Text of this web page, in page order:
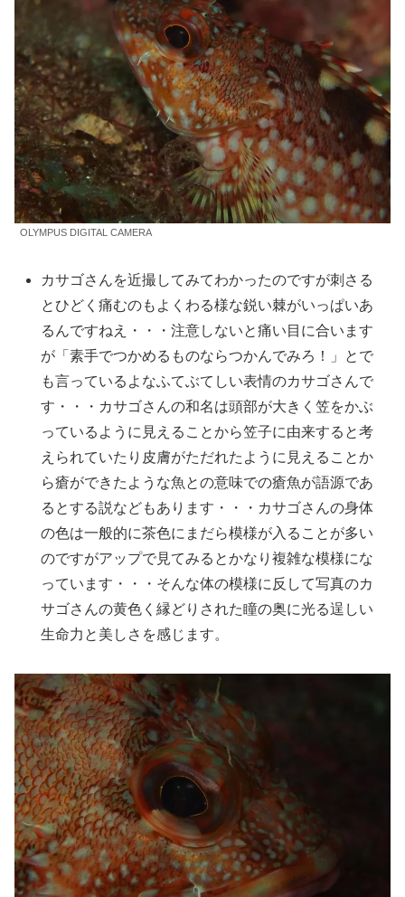
OLYMPUS DIGITAL CAMERA
カサゴさんを近撮してみてわかったのですが刺さる
とひどく痛むのもよくわる様な鋭い棘がいっぱいあ
るんですねえ・・・注意しないと痛い目に合います
が「素手でつかめるものならつかんでみろ！」とで
も言っているよなふてぶてしい表情のカサゴさんで
す・・・カサゴさんの和名は頭部が大きく笠をかぶ
っているように見えることから笠子に由来すると考
えられていたり皮膚がただれたように見えることか
ら瘡ができたような魚との意味での瘡魚が語源であ
るとする説などもあります・・・カサゴさんの身体
の色は一般的に茶色にまだら模様が入ることが多い
のですがアップで見てみるとかなり複雑な模様にな
っています・・・そんな体の模様に反して写真のカ
サゴさんの黄色く縁どりされた瞳の奥に光る逞しい
生命力と美しさを感じます。